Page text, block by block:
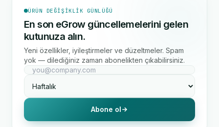
ÜRÜN DEĞIŞIKLIK GÜNLÜĞÜ
En son eGrow güncellemelerini gelen
kutunuza alın.
Yeni özellikler, iyileştirmeler ve düzeltmeler. Spam
yok — dilediğiniz zaman abonelikten çıkabilirsiniz.
Abone ol